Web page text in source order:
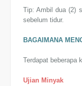
Tip: Ambil dua (2)
sebelum tidur.
BAGAIMANA
Terdapat beberapa
Ujian Minyak